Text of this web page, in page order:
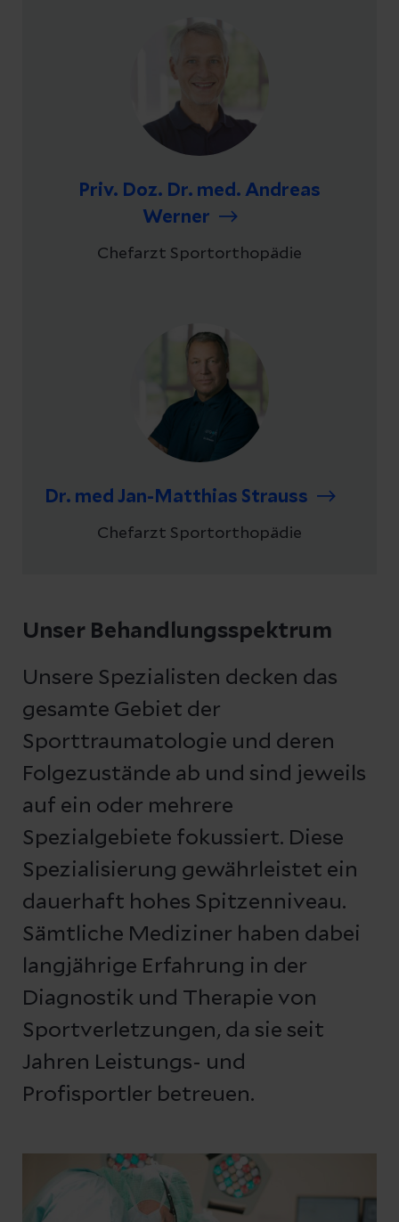
Priv. Doz. Dr. med. Andreas
Werner
Chefarzt Sportorthopädie
Dr. med Jan-Matthias Strauss
Chefarzt Sportorthopädie
Unser Behandlungsspektrum
Unsere Spezialisten decken das
gesamte Gebiet der
Sporttraumatologie und deren
Folgezustände ab und sind jeweils
auf ein oder mehrere
Spezialgebiete fokussiert. Diese
Spezialisierung gewährleistet ein
dauerhaft hohes Spitzenniveau.
Sämtliche Mediziner haben dabei
langjährige Erfahrung in der
Diagnostik und Therapie von
Sportverletzungen, da sie seit
Jahren Leistungs- und
Profisportler betreuen.